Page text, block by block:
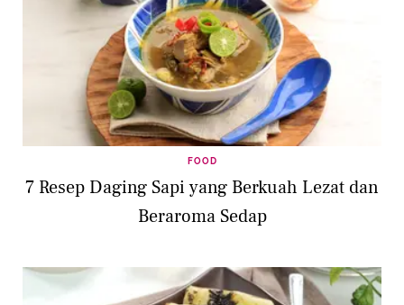
FOOD
7 Resep Daging Sapi yang Berkuah Lezat dan
Beraroma Sedap